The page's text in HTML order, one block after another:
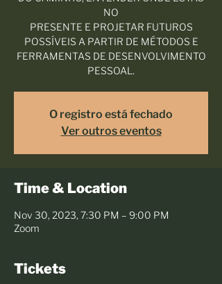
NO
PRESENTE E PROJETAR FUTUROS
POSSÍVEIS A PARTIR DE MÉTODOS E
FERRAMENTAS DE DESENVOLVIMENTO
PESSOAL.
O registro está fechado
Ver outros eventos
Time & Location
Nov 30, 2023, 7:30 PM – 9:00 PM
Zoom
Tickets